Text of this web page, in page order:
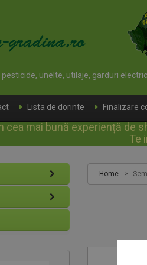
pesticide, unelte, utilaje, garduri
Lista de dorinte Finalizare
cea mai bună experiență de
Te
Home >